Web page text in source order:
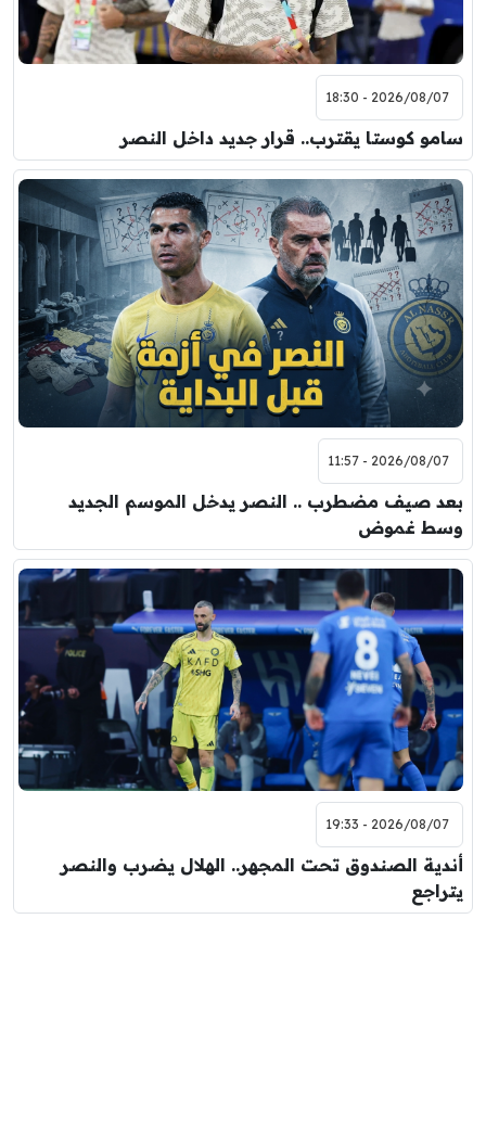
2026/08/07 - 18:30
سامو كوستا يقترب.. قرار جديد داخل النصر
2026/08/07 - 11:57
بعد صيف مضطرب .. النصر يدخل الموسم الجديد
وسط غموض
2026/08/07 - 19:33
أندية الصندوق تحت المجهر.. الهلال يضرب والنصر
يتراجع